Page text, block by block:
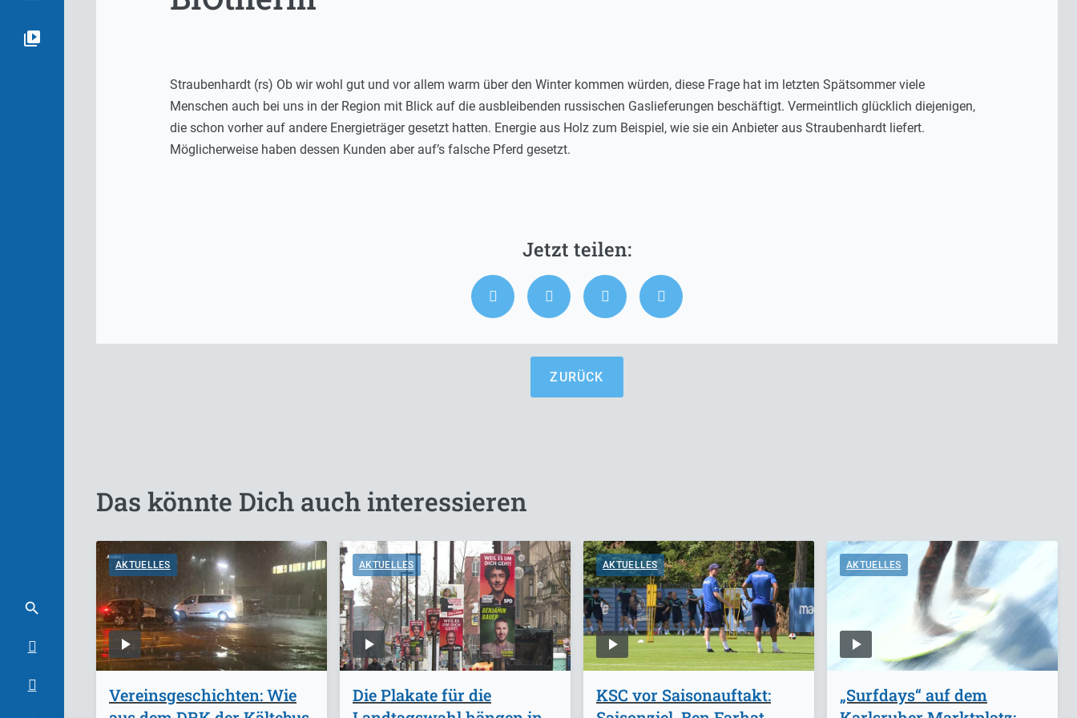
Straubenhardt (rs) Ob wir wohl gut und vor allem warm über den Winter kommen würden, diese Frage hat im letzten Spätsommer viele
Menschen auch bei uns in der Region mit Blick auf die ausbleibenden russischen Gaslieferungen beschäftigt. Vermeintlich glücklich diejenigen,
die schon vorher auf andere Energieträger gesetzt hatten. Energie aus Holz zum Beispiel, wie sie ein Anbieter aus Straubenhardt liefert.
Möglicherweise haben dessen Kunden aber auf’s falsche Pferd gesetzt.
ZURÜCK
Das könnte Dich auch interessieren
AKTUELLES
Vereinsgeschichten: Wie
AKTUELLES
Die Plakate für die
AKTUELLES
KSC vor Saisonauftakt:
AKTUELLES
„Surfdays“ auf dem